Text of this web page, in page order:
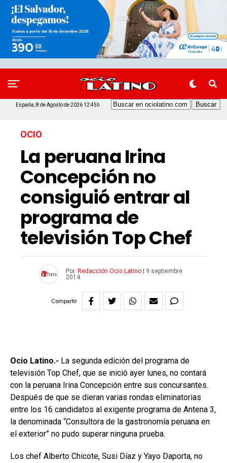
España, 8 de Agosto de 2026 12:45h
OCIO
La peruana Irina
Concepción no
consiguió entrar al
programa de
televisión Top Chef
Por Redacción Ocio Latino|
9 septiembre
2014
Compartir
Ocio Latino.- La segunda edición del programa de
televisión Top Chef, que se inició ayer lunes, no contará
con la peruana Irina Concepción entre sus concursantes.
Después de que se dieran varias rondas eliminatorias
entre los 16 candidatos al exigente programa de Antena 3,
la denominada “Consultora de la gastronomía peruana en
el exterior” no pudo superar ninguna prueba.
Los chef Alberto Chicote, Susi Díaz y Yayo Daporta, no